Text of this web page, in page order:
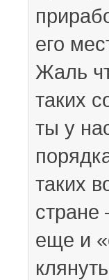
его
Жаль
таких
ты у
таких
еще и